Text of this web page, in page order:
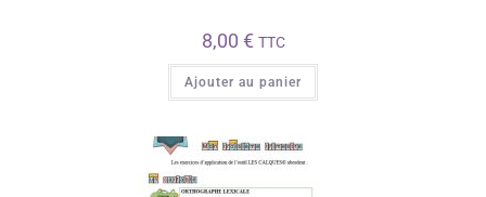
8,00 € TTC
Ajouter au panier